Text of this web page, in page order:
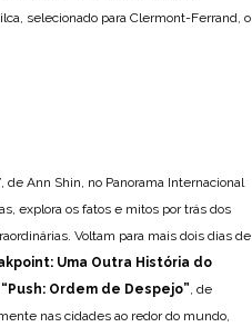
selecionado para Clermont-Ferrand, o
”, de Ann Shin, no Panorama Internacional
explora os fatos e mitos por trás dos
Voltam para mais dois dias de
Uma Outra História do
“ Push: Ordem de Despejo”, de
nas cidades ao redor do mundo,